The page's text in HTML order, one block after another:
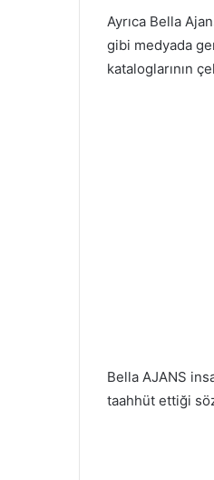
Ayrıca Bella
gibi medyada
kataloglarının
Bella AJANS
taahhüt ettiği